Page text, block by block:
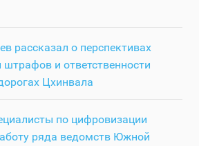
рассказал о перспективах
и ответственности
Цхинвала
по цифровизации
ряда ведомств Южной